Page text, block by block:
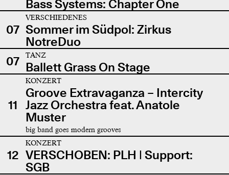
Bass Systems: Chapter One
07
VERSCHIEDENES
Sommer im Südpol: Zirkus
NotreDuo
07
TANZ
Ballett Grass On Stage
11
KONZERT
Groove Extravaganza – Intercity
Jazz Orchestra feat. Anatole
Muster
big band goes modern grooves
12
KONZERT
VERSCHOBEN: PLH | Support:
SGB